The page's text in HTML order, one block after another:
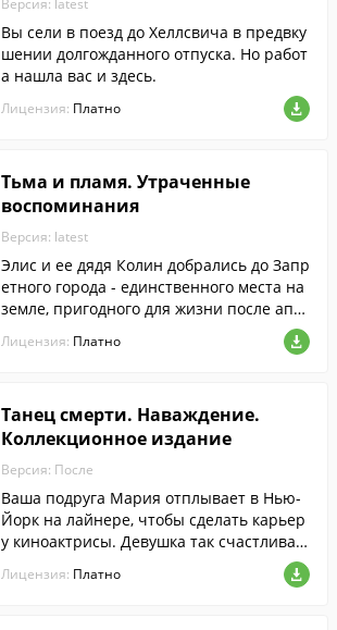
Версия: latest
Вы сели в поезд до Хеллсвича в предвку
шении долгожданного отпуска. Но работ
а нашла вас и здесь.
Лицензия: Платно
Тьма и пламя. Утраченные
воспоминания
Версия: latest
Элис и ее дядя Колин добрались до Запр
етного города - единственного места на
земле, пригодного для жизни после апок
Лицензия: Платно
Танец смерти. Наваждение.
Коллекционное издание
Версия: После
Ваша подруга Мария отплывает в Нью-
Йорк на лайнере, чтобы сделать карьер
у киноактрисы. Девушка так счастлива,
что от волнения забыла в карете сумочк
у с паспортом!
Лицензия: Платно